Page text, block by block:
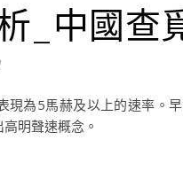
_中國查
為5馬赫及以上的速率。
明聲速概念。